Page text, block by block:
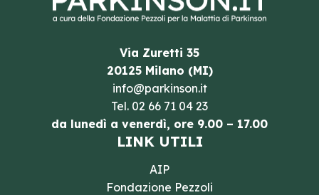
Via Zuretti 35
20125 Milano (MI)
info@parkinson.it
Tel. 02 66 71 04 23
da lunedì a venerdì, ore 9.00 – 17.00
LINK UTILI
AIP
Fondazione Pezzoli